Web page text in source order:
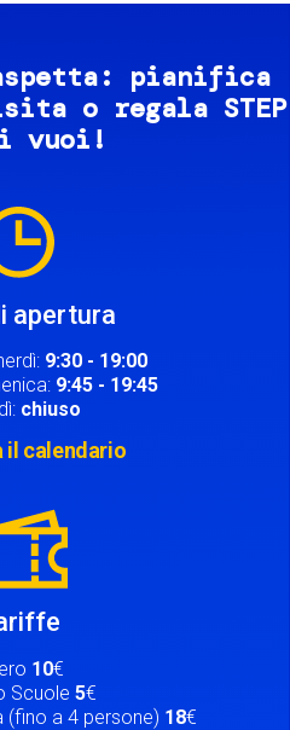
pianifica
o regala STEP
vuoi!
apertura
9:30 - 19:00
9:45 - 19:45
chiuso
il calendario
10€
Scuole 5€
a 4 persone) 18€